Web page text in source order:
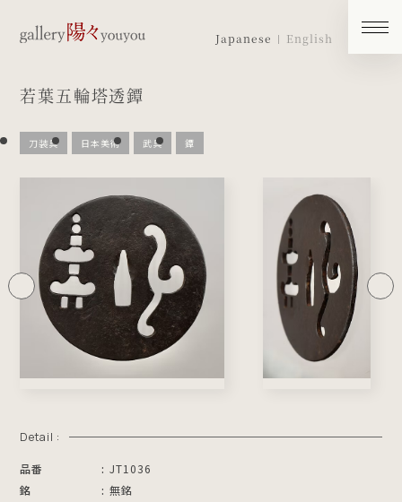
Japanese English
若葉五輪塔透鐔
刀装具 日本美術 武具 鐔
Detail :
品番
JT1036
銘
無銘